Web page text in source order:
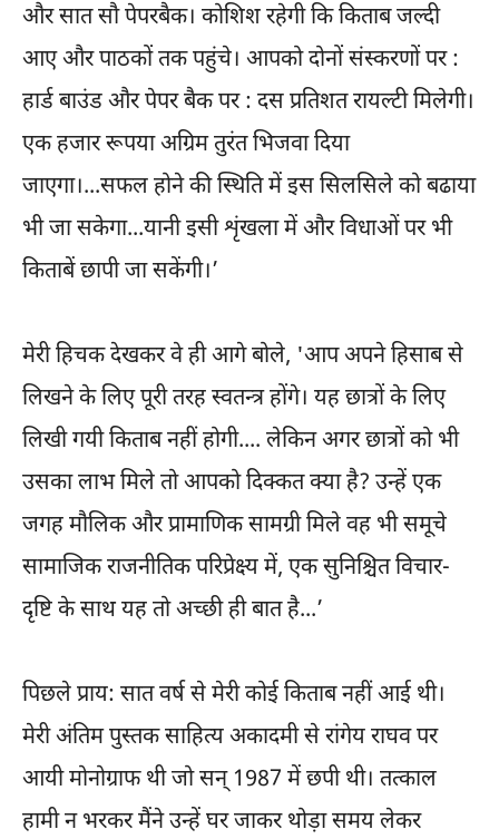
और सात सौ पेपरबैक। कोशिश रहेगी कि किताब जल्दी
आए और पाठकों तक पहुंचे। आपको दोनों संस्करणों पर :
हार्ड बाउंड और पेपर बैक पर : दस प्रतिशत रायल्टी मिलेगी।
एक हजार रूपया अग्रिम तुरंत भिजवा दिया
जाएगा।...सफल होने की स्थिति में इस सिलसिले को बढाया
भी जा सकेगा...यानी इसी शृंखला में और विधाओं पर भी
किताबें छापी जा सकेंगी।’
मेरी हिचक देखकर वे ही आगे बोले, 'आप अपने हिसाब से
लिखने के लिए पूरी तरह स्वतन्त्र होंगे। यह छात्रों के लिए
लिखी गयी किताब नहीं होगी.... लेकिन अगर छात्रों को भी
उसका लाभ मिले तो आपको दिक्कत क्या है? उन्हें एक
जगह मौलिक और प्रामाणिक सामग्री मिले वह भी समूचे
सामाजिक राजनीतिक परिप्रेक्ष्य में, एक सुनिश्चित विचार-
दृष्टि के साथ यह तो अच्छी ही बात है...’
पिछले प्राय: सात वर्ष से मेरी कोई किताब नहीं आई थी।
मेरी अंतिम पुस्तक साहित्य अकादमी से रांगेय राघव पर
आयी मोनोग्राफ थी जो सन् 1987 में छपी थी। तत्काल
हामी न भरकर मैंने उन्हें घर जाकर थोड़ा समय लेकर